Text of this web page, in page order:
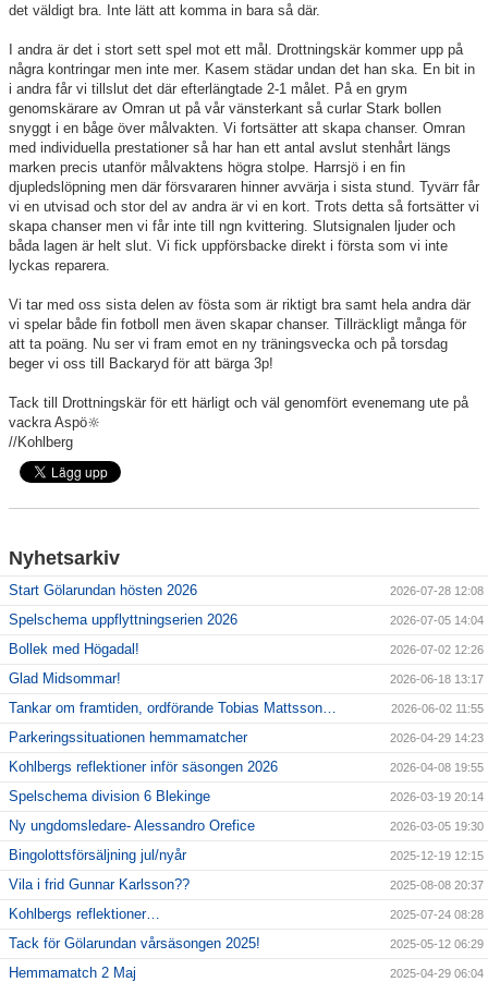
det väldigt bra. Inte lätt att komma in bara så där.
I andra är det i stort sett spel mot ett mål. Drottningskär kommer upp på
några kontringar men inte mer. Kasem städar undan det han ska. En bit in
i andra får vi tillslut det där efterlängtade 2-1 målet. På en grym
genomskärare av Omran ut på vår vänsterkant så curlar Stark bollen
snyggt i en båge över målvakten. Vi fortsätter att skapa chanser. Omran
med individuella prestationer så har han ett antal avslut stenhårt längs
marken precis utanför målvaktens högra stolpe. Harrsjö i en fin
djupledslöpning men där försvararen hinner avvärja i sista stund. Tyvärr får
vi en utvisad och stor del av andra är vi en kort. Trots detta så fortsätter vi
skapa chanser men vi får inte till ngn kvittering. Slutsignalen ljuder och
båda lagen är helt slut. Vi fick uppförsbacke direkt i första som vi inte
lyckas reparera.
Vi tar med oss sista delen av fösta som är riktigt bra samt hela andra där
vi spelar både fin fotboll men även skapar chanser. Tillräckligt många för
att ta poäng. Nu ser vi fram emot en ny träningsvecka och på torsdag
beger vi oss till Backaryd för att bärga 3p!
Tack till Drottningskär för ett härligt och väl genomfört evenemang ute på
vackra Aspö🔆
//Kohlberg
Nyhetsarkiv
Start Gölarundan hösten 2026 2026-07-28 12:08
Spelschema uppflyttningserien 2026 2026-07-05 14:04
Bollek med Högadal! 2026-07-02 12:26
Glad Midsommar! 2026-06-18 13:17
Tankar om framtiden, ordförande Tobias Mattsson… 2026-06-02 11:55
Parkeringssituationen hemmamatcher 2026-04-29 14:23
Kohlbergs reflektioner inför säsongen 2026 2026-04-08 19:55
Spelschema division 6 Blekinge 2026-03-19 20:14
Ny ungdomsledare- Alessandro Orefice 2026-03-05 19:30
Bingolottsförsäljning jul/nyår 2025-12-19 12:15
Vila i frid Gunnar Karlsson?? 2025-08-08 20:37
Kohlbergs reflektioner… 2025-07-24 08:28
Tack för Gölarundan vårsäsongen 2025! 2025-05-12 06:29
Hemmamatch 2 Maj 2025-04-29 06:04